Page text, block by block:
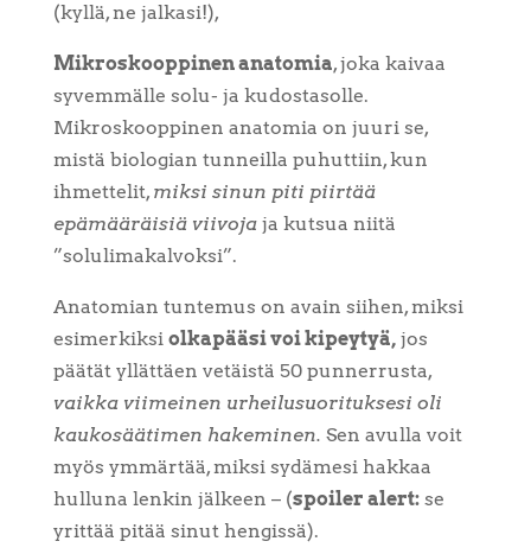
(kyllä, ne jalkasi!),
Mikroskooppinen anatomia, joka kaivaa
syvemmälle solu- ja kudostasolle.
Mikroskooppinen anatomia on juuri se,
mistä biologian tunneilla puhuttiin, kun
ihmettelit, miksi sinun piti piirtää
epämääräisiä viivojaja kutsua niitä
”solulimakalvoksi”.
Anatomian tuntemus on avain siihen, miksi
esimerkiksi olkapääsi voi kipeytyä,jos
päätät yllättäen vetäistä 50 punnerrusta,
vaikka viimeinen urheilusuorituksesi oli
kaukosäätimen hakeminen. Sen avulla voit
myös ymmärtää, miksi sydämesi hakkaa
hulluna lenkin jälkeen – (spoiler alert:se
yrittää pitää sinut hengissä).